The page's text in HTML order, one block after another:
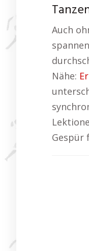
Auch
Nähe:
Gespür